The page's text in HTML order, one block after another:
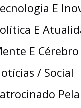
E
E
E Cérebro
/ Social